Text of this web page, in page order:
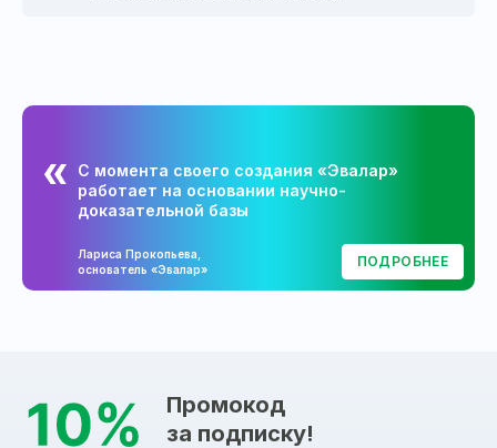
С момента своего создания «Эвалар»
работает на основании научно-
доказательной базы
Лариса Прокопьева,
основатель «Эвалар»
ПОДРОБНЕЕ
Промокод
за подписку!